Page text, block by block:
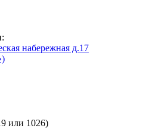
набережная д.17
или 1026)